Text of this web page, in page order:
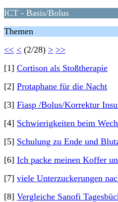
ICT - Basis/Bolus
Themen
<< < (2/28) > >>
[1] Cortison als Stoßtherapie
[2] Protaphane für die Nacht
[3] Fiasp /Bolus/Korrektur
[4] Schwierigkeiten beim
[5] Schulung zu Ende und
[6] Ich packe meinen Koffer
[7] viele Unterzuckerungen
[8] Vergleiche Sanofi